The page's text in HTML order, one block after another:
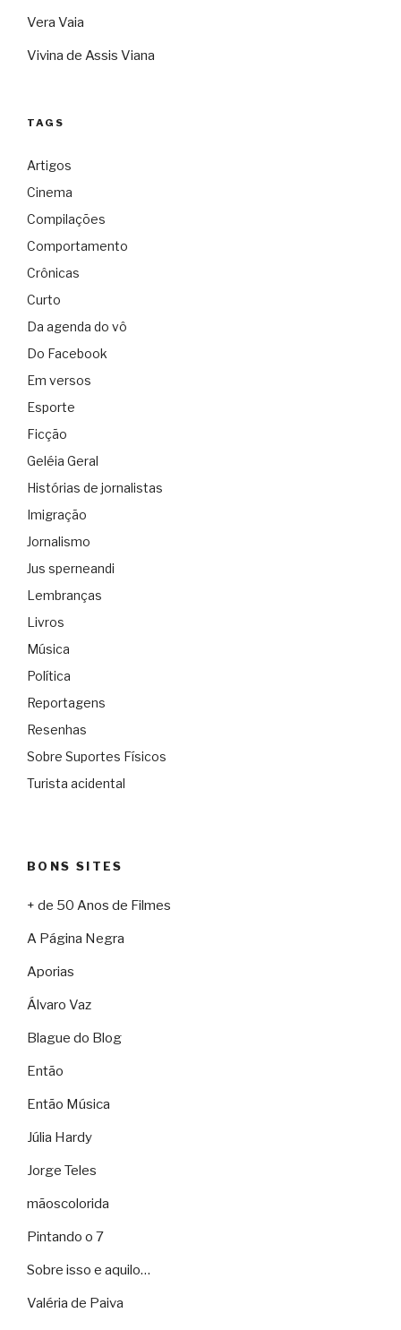
Vera Vaia
Vivina de Assis Viana
TAGS
Artigos
Cinema
Compilações
Comportamento
Crônicas
Curto
Da agenda do vô
Do Facebook
Em versos
Esporte
Ficção
Geléia Geral
Histórias de jornalistas
Imigração
Jornalismo
Jus sperneandi
Lembranças
Livros
Música
Política
Reportagens
Resenhas
Sobre Suportes Físicos
Turista acidental
BONS SITES
+ de 50 Anos de Filmes
A Página Negra
Aporias
Álvaro Vaz
Blague do Blog
Então
Então Música
Júlia Hardy
Jorge Teles
mãoscolorida
Pintando o 7
Sobre isso e aquilo…
Valéria de Paiva